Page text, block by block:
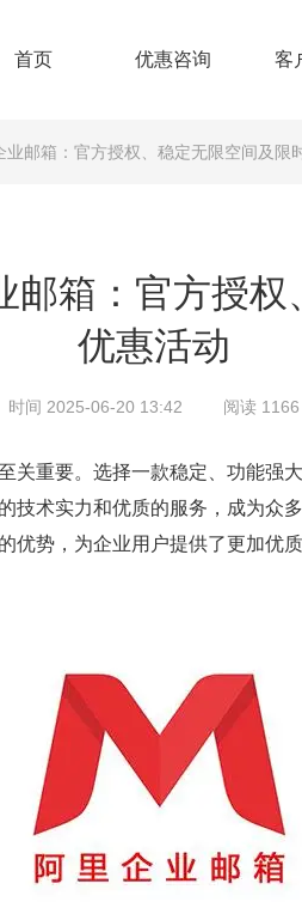
首页 优惠咨询 客
业邮箱：官方授权、稳定无限空间及限
邮箱：官方授
优惠活动
时间 2025-06-20 13:42 阅读 1166
关重要。选择一款稳定、功能强
技术实力和优质的服务，成为众
势，为企业用户提供了更加优质